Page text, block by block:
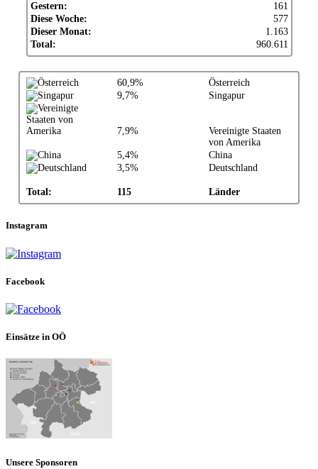
Gestern:
161
Diese Woche:
577
Dieser Monat:
1.163
Total:
960.611
60,9%
Österreich
9,7%
Singapur
7,9%
Vereinigte Staaten
von Amerika
5,4%
China
3,5%
Deutschland
Total: 115 Länder
Instagram
Facebook
Einsätze in OÖ
Unsere Sponsoren